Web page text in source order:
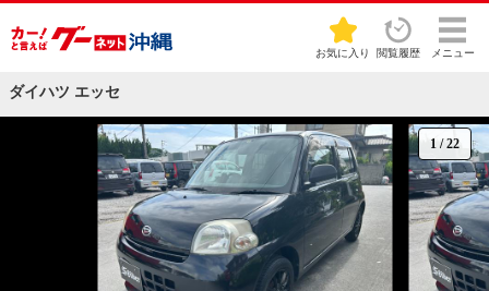
お気に入り 閲覧履歴 メニュー
ダイハツ エッセ
1 /22